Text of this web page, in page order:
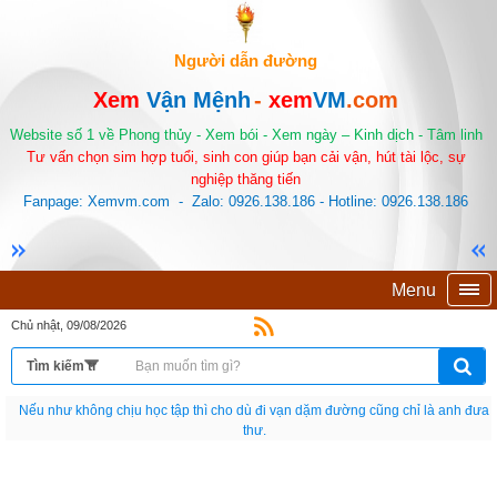
Người dẫn đường
Xem Vận Mệnh- xemVM.com
Website số 1 về Phong thủy - Xem bói - Xem ngày – Kinh dịch - Tâm linh
Tư vấn chọn sim hợp tuổi, sinh con giúp bạn cải vận, hút tài lộc, sự
nghiệp thăng tiến
Fanpage: Xemvm.com - Zalo: 0926.138.186 - Hotline: 0926.138.186
Menu
Chủ nhật, 09/08/2026
Nếu như không chịu học tập thì cho dù đi vạn dặm đường cũng chỉ là anh đưa
thư.